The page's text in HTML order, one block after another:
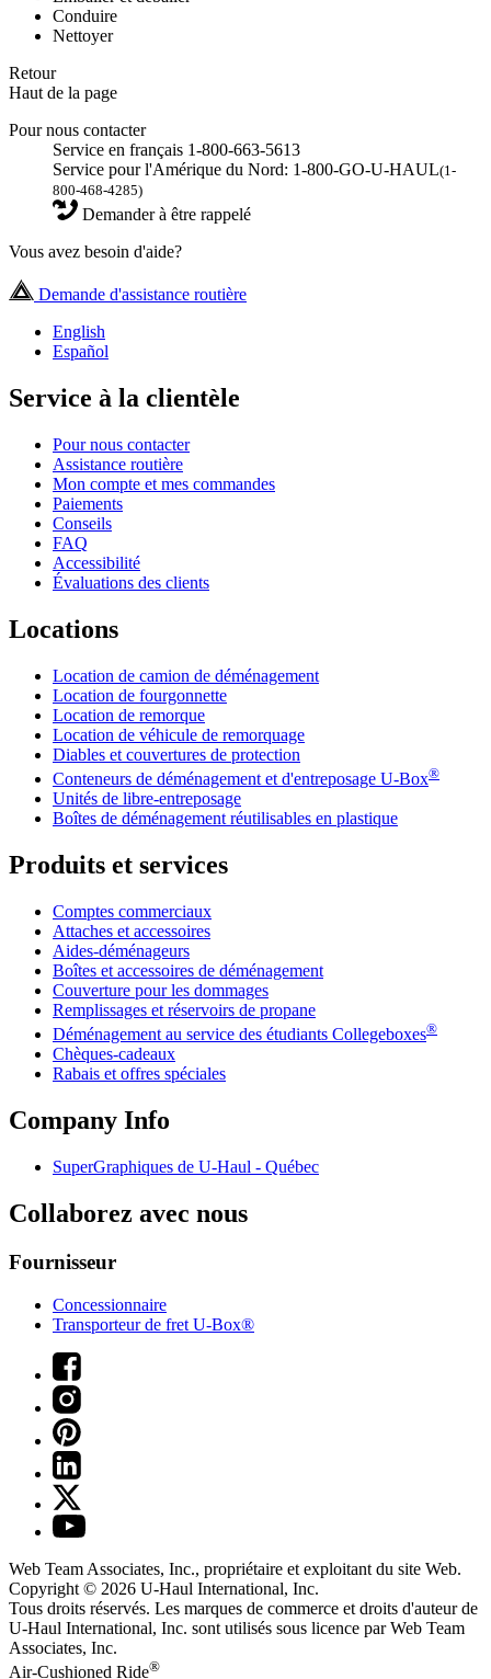
Conduire
Nettoyer
Retour
Haut de la page
Pour nous contacter
Service en français 1-800-663-5613
Service pour l'Amérique du Nord: 1-800-GO-U-HAUL(1-
800-468-4285)
Demander à être rappelé
Vous avez besoin d'aide?
Demande d'assistance routière
English
Español
Service à la clientèle
Pour nous contacter
Assistance routière
Mon compte et mes commandes
Paiements
Conseils
FAQ
Accessibilité
Évaluations des clients
Locations
Location de camion de déménagement
Location de fourgonnette
Location de remorque
Location de véhicule de remorquage
Diables et couvertures de protection
Conteneurs de déménagement et d'entreposage U-Box®
Unités de libre-entreposage
Boîtes de déménagement réutilisables en plastique
Produits et services
Comptes commerciaux
Attaches et accessoires
Aides-déménageurs
Boîtes et accessoires de déménagement
Couverture pour les dommages
Remplissages et réservoirs de propane
Déménagement au service des étudiants Collegeboxes®
Chèques-cadeaux
Rabais et offres spéciales
Company Info
SuperGraphiques de U-Haul - Québec
Collaborez avec nous
Fournisseur
Concessionnaire
Transporteur de fret U-Box®
Web Team Associates, Inc., propriétaire et exploitant du site Web.
Copyright © 2026 U-Haul International, Inc.
Tous droits réservés. Les marques de commerce et droits d'auteur de
U-Haul International, Inc. sont utilisés sous licence par Web Team
Associates, Inc.
Air-Cushioned Ride®